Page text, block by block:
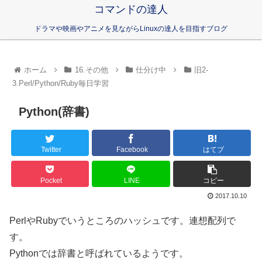
コマンドの達人
ドラマや映画やアニメを見ながらLinuxの達人を目指すブログ
ホーム 16.その他 仕分け中
旧2-
3.Perl/Python/Ruby毎日学習
Python(辞書)
Twitter Facebook はてブ
Pocket LINE コピー
2017.10.10
PerlやRubyでいうところのハッシュです。連想配列で
す。
Pythonでは辞書と呼ばれているようです。